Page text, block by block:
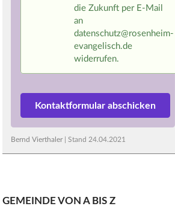
die Zukunft per E-Mail
an
datenschutz@rosenheim-
evangelisch.de
widerrufen.
Bernd Vierthaler | Stand24.04.2021
GEMEINDE VON A BIS Z